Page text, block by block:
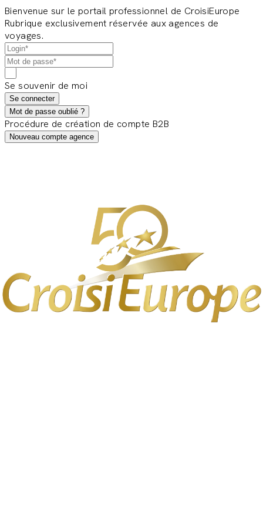
Bienvenue sur le portail professionnel de CroisiEurope
Rubrique exclusivement réservée aux agences de
voyages.
Se souvenir de moi
Se connecter
Mot de passe oublié ?
Procédure de création de compte B2B
Nouveau compte agence